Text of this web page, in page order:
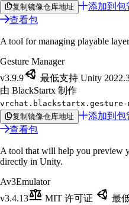
复制镜像仓库地址
添加到包
查看包
A tool for managing playable
Gesture Manager
v3.9.9
最低支持 Unity
由 BlackStartx 制作
vrchat.blackstartx.gesture-
复制镜像仓库地址
添加到包
查看包
A tool that will help you preview
directly in Unity.
Av3Emulator
v3.4.13
MIT 许可证
最